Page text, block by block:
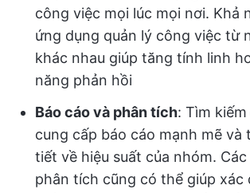
công việc mọi lúc mọi nơi. Khả
ứng dụng quản lý công việc từ
khác nhau giúp tăng tính linh
năng phản hồi
Báo cáo và phân tích: Tìm
cung cấp báo cáo mạnh mẽ và
tiết về hiệu suất của nhóm.
phân tích cũng có thể giúp xác